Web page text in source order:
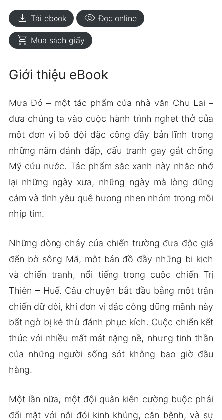
download Tải ebook visibility Đọc online
shopping_cart Mua sách giấy
Giới thiệu eBook
Mưa Đỏ – một tác phẩm của nhà văn Chu Lai –
đưa chúng ta vào cuộc hành trình nghẹt thở của
một đơn vị bộ đội đặc công đầy bản lĩnh trong
những năm đánh đấp, đấu tranh gay gắt chống
Mỹ cứu nước. Tác phẩm sắc xanh này nhắc nhớ
lại những ngày xưa, những ngày mà lòng dũng
cảm và tình yêu quê hương nhen nhóm trong mỗi
nhịp tim.
Những dòng chảy của chiến trường đưa độc giả
đến bờ sông Mã, một bản đồ đầy những bi kịch
và chiến tranh, nổi tiếng trong cuộc chiến Trị
Thiên – Huế. Câu chuyện bắt đầu bằng một trận
chiến dữ dội, khi đơn vị đặc công dũng mãnh này
bất ngờ bị kẻ thù đánh phục kích. Cuộc chiến kết
thúc với nhiều mất mát nặng nề, nhưng tinh thần
của những người sống sót không bao giờ đầu
hàng.
Một lần nữa, một đội quân kiên cường buộc phải
đối mặt với nỗi đói kinh khủng, căn bệnh, và sự